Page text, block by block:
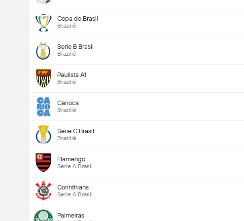
Copa do Brasil
Brazilië
Serie B Brasil
Brazilië
Paulista A1
Brazilië
Carioca
Brazilië
Serie C Brasil
Brazilië
Flamengo
Serie A Brasil
Corinthians
Serie A Brasil
Palmeiras